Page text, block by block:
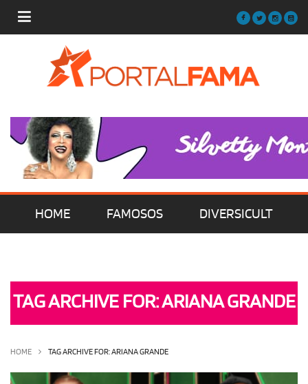
HOME FAMOSOS DIVERSICULT
OLHA ISSO! EU QUERO!
TAG ARCHIVE FOR: ARIANA GRANDE
HOME TAG ARCHIVE FOR: ARIANA GRANDE